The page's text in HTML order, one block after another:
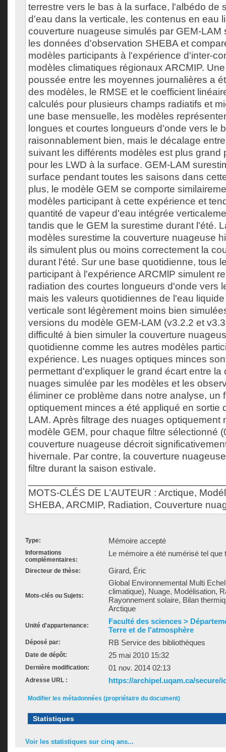
terrestre vers le bas à la surface, l'albédo de
d'eau dans la verticale, les contenus en eau
couverture nuageuse simulés par GEM-LAM
les données d'observation SHEBA et
modèles participants à l'expérience d'inter-
modèles climatiques régionaux ARCMIP.
poussée entre les moyennes journalières a
des modèles, le RMSE et le coefficient
calculés pour plusieurs champs radiatifs et
une base mensuelle, les modèles
longues et courtes longueurs d'onde vers le
raisonnablement bien, mais le décalage
suivant les différents modèles est plus grand
pour les LWD à la surface. GEM-LAM
surface pendant toutes les saisons dans
plus, le modèle GEM se comporte
modèles participant à cette expérience et
quantité de vapeur d'eau intégrée
tandis que le GEM la surestime durant l'été.
modèles surestime la couverture nuageuse
ils simulent plus ou moins correctement la
durant l'été. Sur une base quotidienne, tous
participant à l'expérience ARCMlP simulent
radiation des courtes longueurs d'onde vers
mais les valeurs quotidiennes de l'eau
verticale sont légèrement moins bien
versions du modèle GEM-LAM (v3.2.2 et
difficulté à bien simuler la couverture
quotidienne comme les autres modèles
expérience. Les nuages optiques minces
permettant d'expliquer le grand écart entre la
nuages simulée par les modèles et les
éliminer ce problème dans notre analyse, un
optiquement minces a été appliqué en sortie
LAM. Après filtrage des nuages optiquement
modèle GEM, pour chaque filtre sélectionné
couverture nuageuse décroit
hivernale. Par contre, la couverture
filtre durant la saison estivale.
MOTS-CLÉS DE L’AUTEUR : Arctique,
SHEBA, ARCMIP, Radiation, Couverture
Type: Mémoire accepté
Informations
complémentaires:
Le mémoire a été numérisé tel que
Directeur de thèse: Girard, Éric
Mots-clés ou Sujets:
Global Environnemental Multi
climatique), Nuage, Modélisation,
Rayonnement solaire, Bilan
Arctique
Unité d'appartenance:
Faculté des sciences >
Terre et de l'atmosphère
Déposé par: RB Service des bibliothèques
Date de dépôt: 25 mai 2010 15:32
Dernière modification: 01 nov. 2014 02:13
Adresse URL : https://archipel.uqam.ca/secure/
Modifier les métadonnées (propriétaire du document)
Statistiques
Voir les statistiques sur cinq ans...